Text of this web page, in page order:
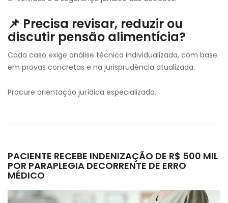
📌 Precisa revisar, reduzir ou
discutir pensão alimentícia?
Cada caso exige análise técnica individualizada, com base
em provas concretas e na jurisprudência atualizada.
Procure orientação jurídica especializada.
PACIENTE RECEBE INDENIZAÇÃO DE R$ 500 MIL
POR PARAPLEGIA DECORRENTE DE ERRO
MÉDICO